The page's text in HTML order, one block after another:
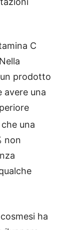
C
prodotto
avere una
una
non
ha